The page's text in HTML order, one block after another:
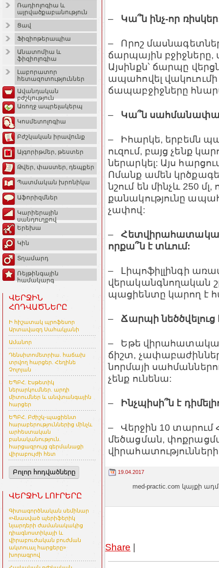
Ռադիոլոգիա և
այրվածքաբանություն
Ցավ
Ֆիզիոթերապիա
Անատոմիա և
ֆիզիոլոգիա
Լաբորատոր
հետազոտություններ
Ավանդական
բժշկություն
Առողջ ապրելակերպ
Կոսմետոլոգիա
Բժշկական իրավունք
Ալգորիթմեր, թեստեր
Թվեր, փաստեր, դեպքեր
Պատմական խրոնիկա
Աֆորիզմներ
Կարիերային
սանդուղքով
Երեխա
Կին
Տղամարդ
Ռեյթինգային
համակարգ
ՎԵՐՋԻՆ
ՀՈԴՎԱԾՆԵՐԸ
Ի հիշատակ պրոֆեսոր
Արտավազդ Սահակյանի
Ամանոր
Դենսիտոմետրիա. հաճախ
տրվող հարցեր. Հեղինե
Չոլոյան
ԵՊԲՀ. Էսթետիկ
ներարկումներ. արդի
միտումներ և անվտանգային
հարցեր
ԵՊԲՀ. Բժիշկ-պացիենտ
հարաբերություններից մինչև
արհեստական
բանականություն.
հարցազրույց գերմանացի
վիրաբույժի հետ
Բոլոր հոդվածները
ՎԵՐՋԻՆ ԼՈՒՐԵՐԸ
Գիտագործնական սեմինար
«Վնասված պերիֆերիկ
նյարդերի ժամանակակից
դիագնոստիկայի և
վիրաբուժական բուժման
ակտուալ հարցերը»
խորագրով
– Կա՞ն ինչ-որ
– Որոշ
ճարպային բջիջները,
Այսինքն՝ ճարպը
ապահովել
ճապաբջիջները
– Կա՞ն
– Իհարկե, երբեմն
ուզում, բայց չենք
ներարկել: Այս
Ոմանք ամեն
նշում են մինչև 250 մլ,
քանակությունը
չափով:
–
որքա՞ն է տևում:
– Լիպոֆիլլինգի
վերականգնողական
պացիենտը կարող է
– Ճարպի նեծծվելուց
– Եթե
ճիշտ,
նորմայի
չենք ունենա:
– Ինչպիսի՞ն է
– Վերջին 10 տարում
մեծացման,
19.04.2017
med-practic.com կայքի
Share |